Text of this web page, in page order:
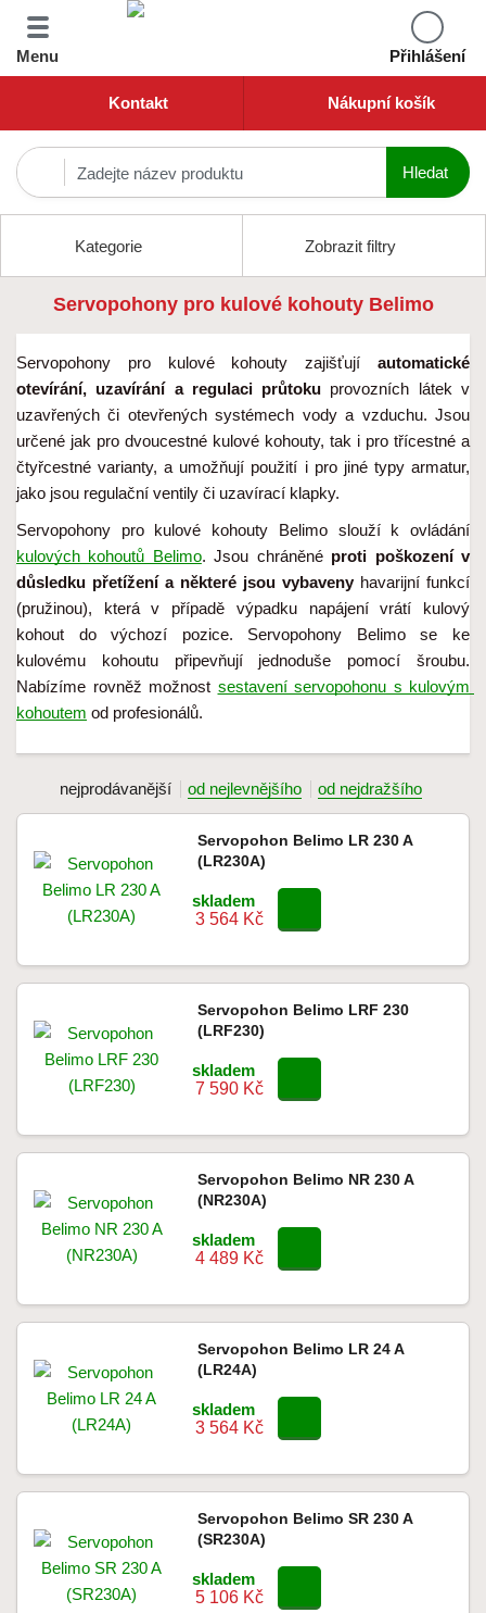
Menu Přihlášení
Kontakt Nákupní košík
Kategorie Zobrazit filtry
Servopohony pro kulové kohouty Belimo
Servopohony pro kulové kohouty zajišťují automatické
otevírání, uzavírání a regulaci průtoku provozních látek v
uzavřených či otevřených systémech vody a vzduchu. Jsou
určené jak pro dvoucestné kulové kohouty, tak i pro třícestné a
čtyřcestné varianty, a umožňují použití i pro jiné typy armatur,
jako jsou regulační ventily či uzavírací klapky.
kulových kohoutů Belimo. Jsou chráněné proti poškození v
důsledku přetížení a některé jsou vybaveny havarijní funkcí
(pružinou), která v případě výpadku napájení vrátí kulový
kohout do výchozí pozice. Servopohony Belimo se ke
kulovému kohoutu připevňují jednoduše pomocí šroubu.
Nabízíme rovněž možnost sestavení servopohonu s kulovým
kohoutem od profesionálů.
nejprodávanější od nejlevnějšího od nejdražšího
Servopohon Belimo LR 230 A
(LR230A)
skladem
3 564 Kč
Servopohon Belimo LRF 230
(LRF230)
skladem
7 590 Kč
Servopohon Belimo NR 230 A
(NR230A)
skladem
4 489 Kč
Servopohon Belimo LR 24 A
(LR24A)
skladem
3 564 Kč
Servopohon Belimo SR 230 A
(SR230A)
skladem
5 106 Kč